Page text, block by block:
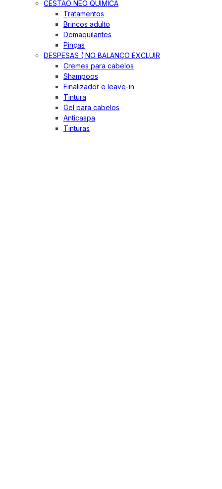
CESTÃO NEO QUIMICA
Tratamentos
Brincos adulto
Demaquilantes
Pinças
DESPESAS ( NO BALANÇO EXCLUIR
Cremes para cabelos
Shampoos
Finalizador e leave-in
Tintura
Gel para cabelos
Anticaspa
Tinturas